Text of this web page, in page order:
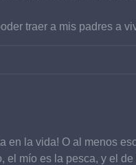
traer a mis padres a
en la vida! O al menos
el mío es la pesca, y el